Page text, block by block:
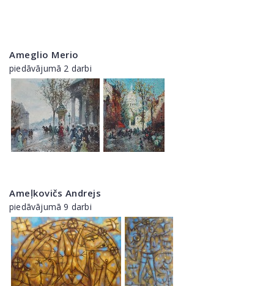
Ameglio Merio
piedāvājumā 2 darbi
Ameļkovičs Andrejs
piedāvājumā 9 darbi